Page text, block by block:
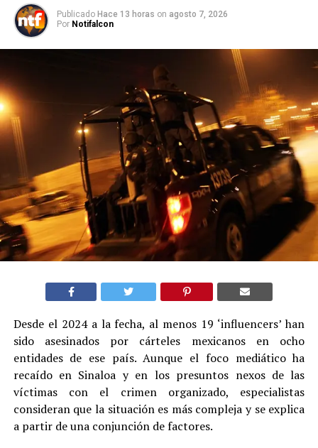
Publicado Hace 13 horas on agosto 7, 2026
Por Notifalcon
Desde el 2024 a la fecha, al menos 19 ‘influencers’ han
sido asesinados por cárteles mexicanos en ocho
entidades de ese país. Aunque el foco mediático ha
recaído en Sinaloa y en los presuntos nexos de las
víctimas con el crimen organizado, especialistas
consideran que la situación es más compleja y se explica
a partir de una conjunción de factores.